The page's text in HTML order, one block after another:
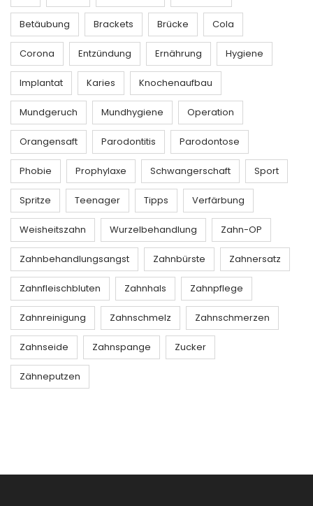
Betäubung Brackets Brücke Cola
Corona Entzündung Ernährung Hygiene
Implantat Karies Knochenaufbau
Mundgeruch Mundhygiene Operation
Orangensaft Parodontitis Parodontose
Phobie Prophylaxe Schwangerschaft Sport
Spritze Teenager Tipps Verfärbung
Weisheitszahn Wurzelbehandlung Zahn-OP
Zahnbehandlungsangst Zahnbürste Zahnersatz
Zahnfleischbluten Zahnhals Zahnpflege
Zahnreinigung Zahnschmelz Zahnschmerzen
Zahnseide Zahnspange Zucker
Zähneputzen